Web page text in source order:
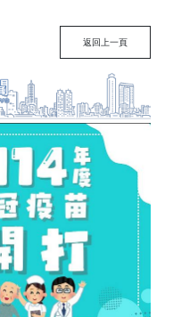
返回上一頁